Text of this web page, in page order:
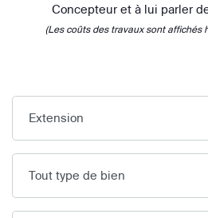
Concepteur et à lui parler
(Les coûts des travaux sont affichés